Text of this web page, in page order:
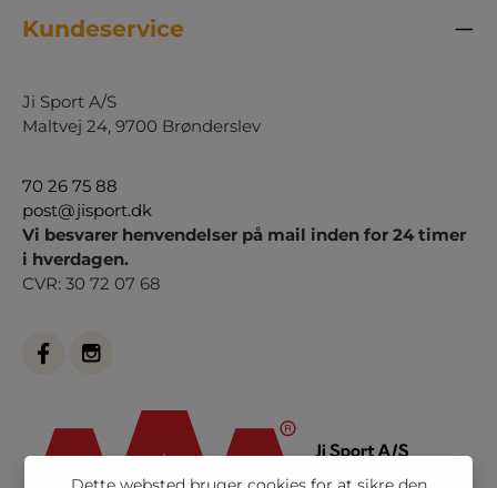
Kundeservice
Ji Sport A/S
Maltvej 24, 9700 Brønderslev
70 26 75 88
post@jisport.dk
Vi besvarer henvendelser på mail inden for 24 timer
i hverdagen.
CVR: 30 72 07 68